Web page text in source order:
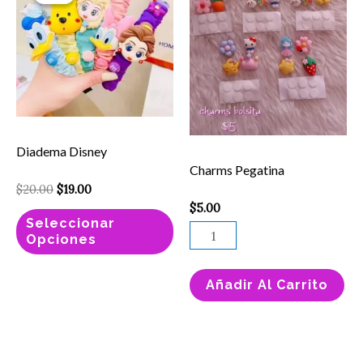
Diadema Disney
$20.00
$20.00.
$19.00
$19.00.
Seleccionar
Opciones
tiene
múltiples
variantes.
Las
opciones
la
producto
Charms Pegatina
$5.00
cantidad
Añadir Al Carrito